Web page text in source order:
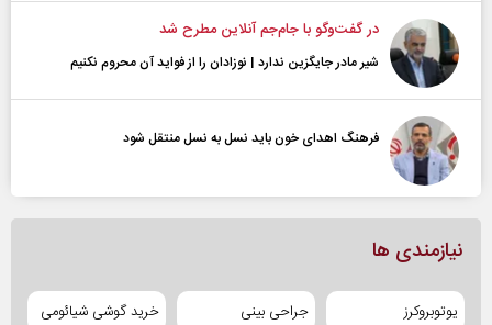
در گفت‌و‌گو با جام‌جم آنلاین مطرح شد
شیر مادر جایگزین ندارد | نوزادان را از فواید آن محروم نکنیم
فرهنگ اهدای خون باید نسل به نسل منتقل شود
نیازمندی ها
یوتوبروکرز جراحی بینی خرید گوشی شیائومی